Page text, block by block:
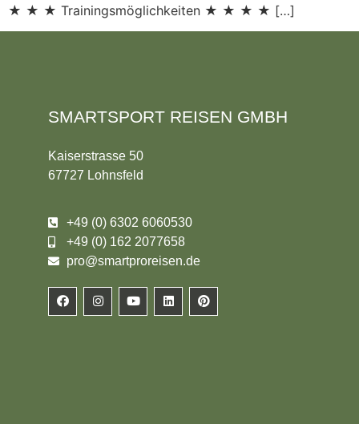
★ ★ ★ Trainingsmöglichkeiten ★ ★ ★ ★ […]
SMARTSPORT REISEN GMBH
Kaiserstrasse 50
67727 Lohnsfeld
+49 (0) 6302 6060530
+49 (0) 162 2077658
pro@smartproreisen.de